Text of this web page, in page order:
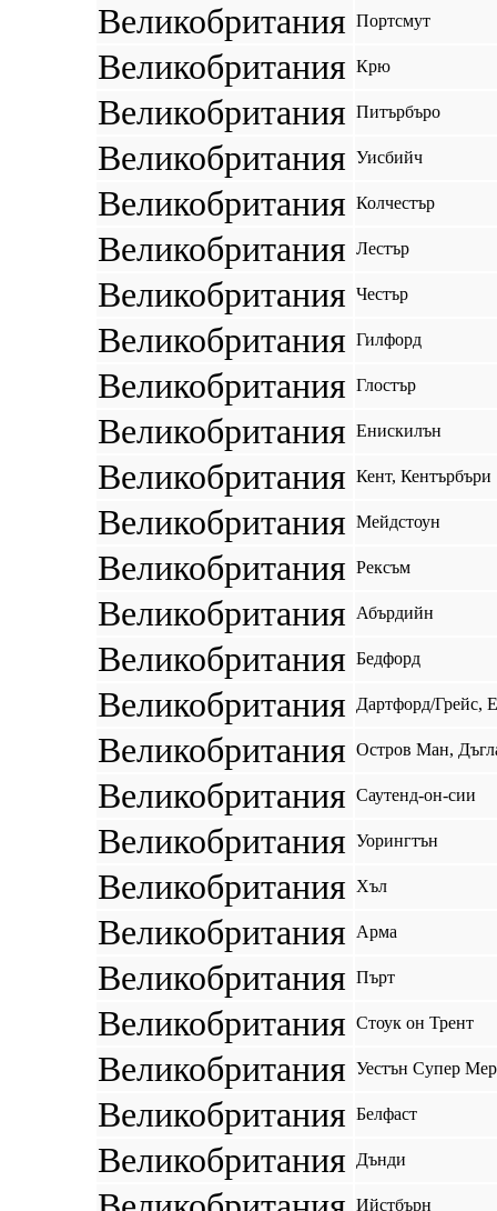
Великобритания Портсмут
Великобритания Крю
Великобритания Питърбъро
Великобритания Уисбийч
Великобритания Колчестър
Великобритания Лестър
Великобритания Честър
Великобритания Гилфорд
Великобритания Глостър
Великобритания Енискилън
Великобритания Кент, Кентърбъри
Великобритания Мейдстоун
Великобритания Рексъм
Великобритания Абърдийн
Великобритания Бедфорд
Великобритания Дартфорд/Грейс,
Великобритания Остров Ман,
Великобритания Саутенд-он-сии
Великобритания Уорингтън
Великобритания Хъл
Великобритания Арма
Великобритания Пърт
Великобритания Стоук он Трент
Великобритания Уестън Супер Мер
Великобритания Белфаст
Великобритания Дънди
Ийстбърн